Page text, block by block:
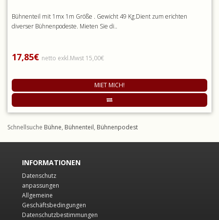
Bühnenteil mit 1mx 1m Größe . Gewicht 49 Kg.Dient zum erichten
diverser Bühnenpodeste. Mieten Sie di..
17,85€ netto exkl.Mwst 15,00€
MIET MICH!
Schnellsuche Bühne, Bühnenteil, Bühnenpodest
INFORMATIONEN
Datenschutz
anpassungen
Allgemeine
Geschäftsbedingungen
Datenschutzbestimmungen